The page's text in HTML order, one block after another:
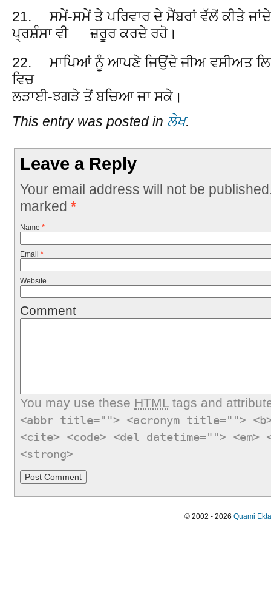
21. ਸਮੇਂ-ਸਮੇਂ ਤੇ ਪਰਿਵਾਰ ਦੇ ਮੈਂਬਰਾਂ ਵੱਲੋਂ ਕੀਤੇ
ਪ੍ਰਸ਼ੰਸਾ ਵੀ ਜ਼ਰੂਰ ਕਰਦੇ ਰਹੋ।
22. ਮਾਪਿਆਂ ਨੂੰ ਆਪਣੇ ਜਿਉਂਦੇ ਜੀਅ ਵਸੀਅਤ
ਵਿਚ
ਲੜਾਈ-ਝਗੜੇ ਤੋਂ ਬਚਿਆ ਜਾ ਸਕੇ।
This entry was posted in ਲੇਖ.
Leave a Reply
Your email address will not be
marked *
Name *
Email *
Website
Comment
You may use these HTMLtags and
<abbr title=""> <acronym title="">
<cite> <code> <del datetime="">
<strong>
© 2002 - 2026 Quami